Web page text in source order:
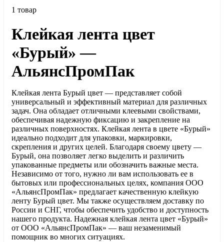
1 товар
Клейкая лента цвет
«Бурый» —
АльянсПромПак
Клейкая лента Бурый цвет — представляет собой
универсальный и эффективный материал для различных
задач. Она обладает отличными клеевыми свойствами,
обеспечивая надежную фиксацию и закрепление на
различных поверхностях. Клейкая лента в цвете «Бурый»
идеально подходит для упаковки, маркировки,
скрепления и других целей. Благодаря своему цвету —
Бурый, она позволяет легко выделить и различить
упакованные предметы или обозначить важные места.
Независимо от того, нужно ли вам использовать ее в
бытовых или профессиональных целях, компания ООО
«АльянсПромПак» предлагает качественную клейкую
ленту Бурый цвет. Мы также осуществляем доставку по
России и СНГ, чтобы обеспечить удобство и доступность
нашего продукта. Надежная клейкая лента цвет «Бурый»
от ООО «АльянсПромПак» — ваш незаменимый
помощник во многих ситуациях.